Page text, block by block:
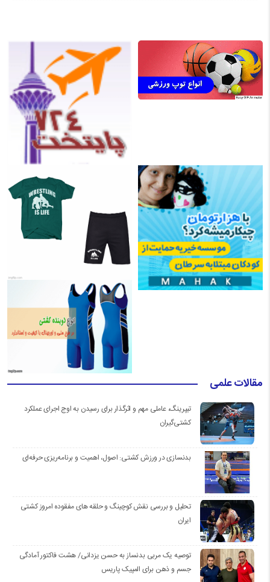
مقالات علمی
تیپرینگ، عاملی مهم و اثرگذار برای رسیدن به اوج اجرای عملکرد
کشتی‌گیران
بدنسازی در ورزش کشتی: اصول، اهمیت و برنامه‌ریزی حرفه‌ای
تحلیل و بررسی نقش کوچینگ و حلقه های مفقوده امروز کشتی
ایران
توصیه یک مربی بدنساز به حسن یزدانی/ هشت فاکتور آمادگی
جسم و ذهن برای المپیک پاریس